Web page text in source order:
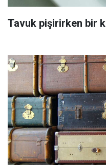
Tavuk pişirirken bir